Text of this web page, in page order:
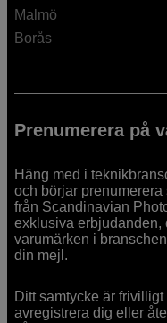
Malmö
Borås
Prenumerera på
Häng med i
och börjar
från Scandinavian
exklusiva erbjudanden,
varumärken i
din mejl.
Ditt samtycke är
avregistrera dig eller